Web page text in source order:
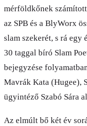
mérföldkőnek
az SPB és a BlyWorx
slam szekerét, s rá egy
30 taggal bíró Slam
bejegyzése
Mavrák Kata (Hugee),
ügyintéző Szabó Sára
Az elmúlt bő két év